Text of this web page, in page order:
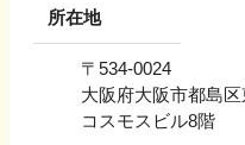
所在地
〒 534-0024
大阪府大阪市都島
コスモスビル8階